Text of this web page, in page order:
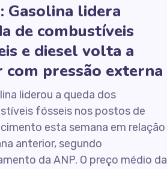
Gasolina lidera
de combustíveis
e diesel volta a
com pressão externa
liderou a queda dos
fósseis nos postos de
esta semana em relação
anterior, segundo
da ANP. O preço médio da